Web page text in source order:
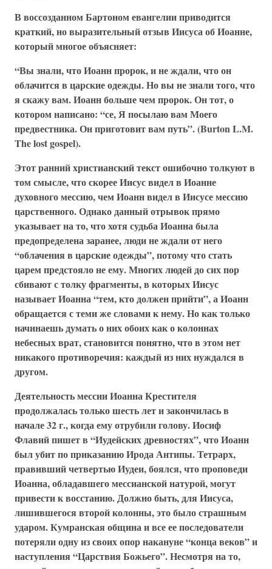
В воссозданном Бартоном евангелии приводится
краткий, но выразительный отзыв Иисуса об Иоанне,
который многое объясняет:
“Вы знали, что Иоанн пророк, и не ждали, что он
облачится в царские одежды. Но вы не знали того, что
я скажу вам. Иоанн больше чем пророк. Он тот, о
котором написано: “се, Я посылаю вам Моего
предвестника. Он приготовит вам путь”. (Burton L.M.
The lost gospel).
Этот ранний христианский текст ошибочно толкуют в
том смысле, что скорее Иисус видел в Иоанне
духовного мессию, чем Иоанн видел в Иисусе мессию
царственного. Однако данный отрывок прямо
указывает на то, что хотя судьба Иоанна была
предопределена заранее, люди не ждали от него
“облачения в царские одежды”, потому что стать
царем предстояло не ему. Многих людей до сих пор
сбивают с толку фрагменты, в которых Иисус
называет Иоанна “тем, кто должен прийти”, а Иоанн
обращается с теми же словами к нему. Но как только
начинаешь думать о них обоих как о колоннах
небесных врат, становится понятно, что в этом нет
никакого противоречия: каждый из них нуждался в
другом.
Деятельность мессии Иоанна Крестителя
продолжалась только шесть лет и закончилась в
начале 32 г., когда ему отрубили голову. Иосиф
Флавий пишет в “Иудейских древностях”, что Иоанн
был убит по приказанию Ирода Антипы. Тетрарх,
правивший четвертью Иудеи, боялся, что проповеди
Иоанна, обладавшего мессианской натурой, могут
привести к восстанию. Должно быть, для Иисуса,
лишившегося второй колонны, это было страшным
ударом. Кумранская община и все ее последователи
потеряли одну из своих опор накануне “конца веков” и
наступления “Царствия Божьего”. Несмотря на то,